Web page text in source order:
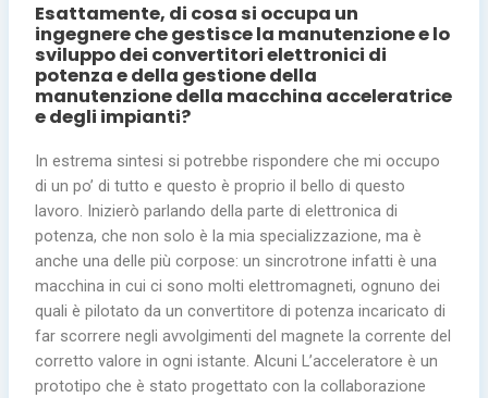
Esattamente, di cosa si occupa un
ingegnere che gestisce la manutenzione e lo
sviluppo dei convertitori elettronici di
potenza e della gestione della
manutenzione della macchina acceleratrice
e degli impianti?
In estrema sintesi si potrebbe rispondere che mi occupo
di un po’ di tutto e questo è proprio il bello di questo
lavoro. Inizierò parlando della parte di elettronica di
potenza, che non solo è la mia specializzazione, ma è
anche una delle più corpose: un sincrotrone infatti è una
macchina in cui ci sono molti elettromagneti, ognuno dei
quali è pilotato da un convertitore di potenza incaricato di
far scorrere negli avvolgimenti del magnete la corrente del
corretto valore in ogni istante. Alcuni L’acceleratore è un
prototipo che è stato progettato con la collaborazione